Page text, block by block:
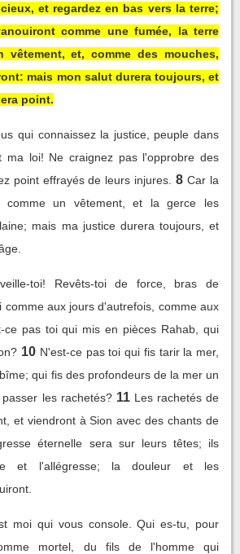
et regardez en bas vers la terre;
comme une fumée, la terre
vêtement, et, comme des mouches,
mais mon salut durera toujours, et
point.
qui connaissez la justice, peuple dans
ma loi! Ne craignez pas l'opprobre des
point effrayés de leurs injures. 8 Car la
comme un vêtement, et la gerce les
mais ma justice durera toujours, et
toi! Revêts-toi de force, bras de
comme aux jours d'autrefois, comme aux
ce pas toi qui mis en pièces Rahab, qui
10 N'est-ce pas toi qui fis tarir la mer,
qui fis des profondeurs de la mer un
les rachetés? 11 Les rachetés de
et viendront à Sion avec des chants de
éternelle sera sur leurs têtes; ils
et l'allégresse; la douleur et les
moi qui vous console. Qui es-tu, pour
mortel, du fils de l'homme qui